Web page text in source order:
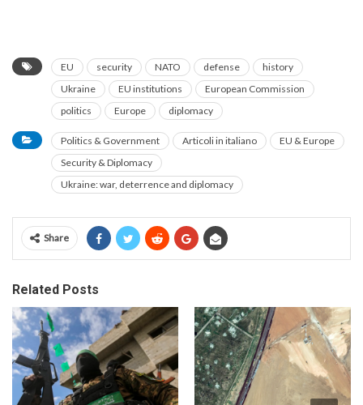
EU security NATO defense
history
Ukraine
EU institutions
European Commission
politics
Europe diplomacy
Politics & Government Articoli in italiano
EU & Europe
Security & Diplomacy
Ukraine: war, deterrence and diplomacy
Share
Related Posts